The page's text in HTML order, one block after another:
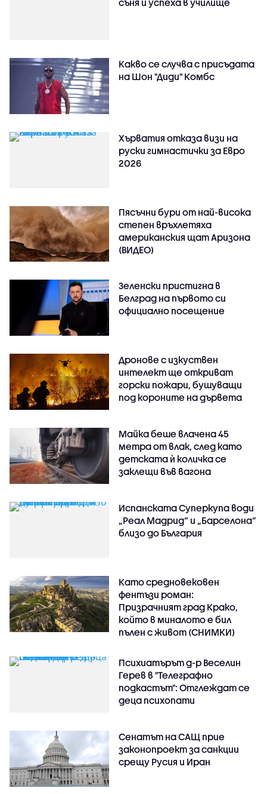
съня и успеха в училище
Какво се случва с присъдата
на Шон "Диди" Комбс
Хърватия отказа визи на
руски гимнастички за Евро
2026
Пясъчни бури от най-висока
степен връхлетяха
американския щат Аризона
(ВИДЕО)
Зеленски пристигна в
Белград на първото си
официално посещение
Дронове с изкуствен
интелект ще откриват
горски пожари, бушуващи
под короните на дървета
Майка беше влачена 45
метра от влак, след като
детската ѝ количка се
заклещи във вагона
Испанската Суперкупа води
„Реал Мадрид“ и „Барселона“
близо до България
Като средновековен
фентъзи роман:
Призрачният град Крако,
който в миналото е бил
пълен с живот (СНИМКИ)
Психиатърът д-р Веселин
Герев в "Телеграфно
подкастът": Отглеждат се
деца психопати
Сенатът на САЩ прие
законопроект за санкции
срещу Русия и Иран